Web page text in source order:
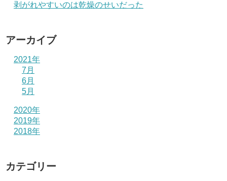
剥がれやすいのは乾燥のせいだった
アーカイブ
2021年
7月
6月
5月
2020年
2019年
2018年
カテゴリー